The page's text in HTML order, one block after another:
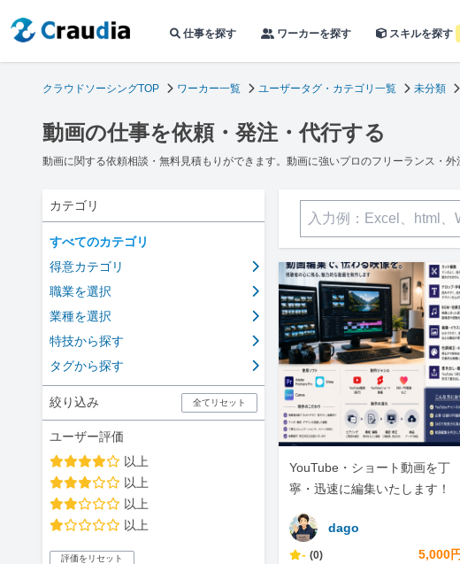
仕事を探す ワーカーを探す スキルを探す
クラウドソーシングTOP ワーカー一覧 ユーザータグ・カテゴリ一覧 未分類
動画の仕事を依頼・発注・代行する
動画に関する依頼相談・無料見積もりができます。動画に強いプロのフリーランス・外
カテゴリ
すべてのカテゴリ
得意カテゴリ
職業を選択
業種を選択
特技から探す
タグから探す
絞り込み 全てリセット
ユーザー評価
以上
以上
以上
以上
評価をリセット
YouTube・ショート動画を丁
寧・迅速に編集いたします！
dago
- (0) 5,000